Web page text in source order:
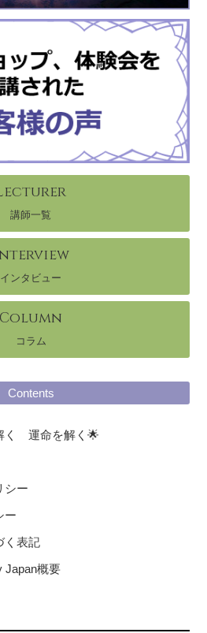
講師一覧
インタビュー
Column
コラム
Contents
く 運命を解く🌟
シー
ー
く表記
Japan概要